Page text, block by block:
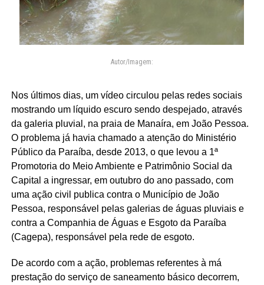
Autor/Imagem:
Nos últimos dias, um vídeo circulou pelas redes sociais
mostrando um líquido escuro sendo despejado, através
da galeria pluvial, na praia de Manaíra, em João Pessoa.
O problema já havia chamado a atenção do Ministério
Público da Paraíba, desde 2013, o que levou a 1ª
Promotoria do Meio Ambiente e Patrimônio Social da
Capital a ingressar, em outubro do ano passado, com
uma ação civil publica contra o Município de João
Pessoa, responsável pelas galerias de águas pluviais e
contra a Companhia de Águas e Esgoto da Paraíba
(Cagepa), responsável pela rede de esgoto.
De acordo com a ação, problemas referentes à má
prestação do serviço de saneamento básico decorrem,